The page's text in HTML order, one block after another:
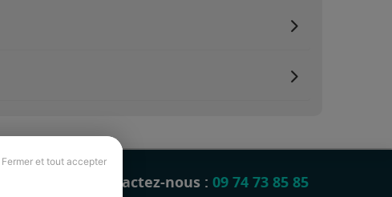
Fermer et tout accepter
Contactez-nous : 09 74 73 85 85